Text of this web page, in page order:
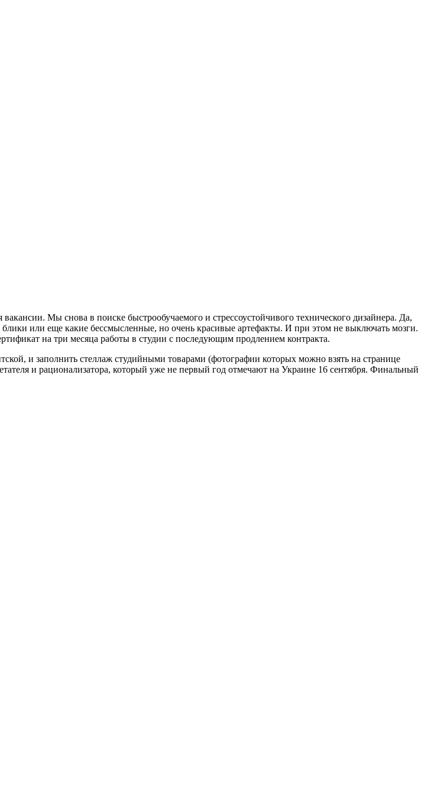
Мы снова в поиске быстрообучаемого и стрессоустойчивого технического дизайнера. Да,
или еще какие бессмысленные, но очень красивые артефакты. И при этом не выключать мозги.
на три месяца работы в студии с последующим продлением контракта.
и заполнить стеллаж студийными товарами (фотографии которых можно взять на странице
и рационализатора, который уже не первый год отмечают на Украине 16 сентября. Финальный